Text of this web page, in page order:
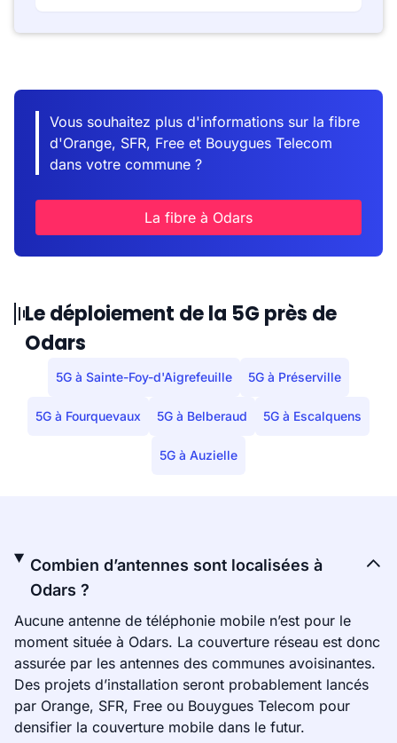
Vous souhaitez plus d'informations sur la fibre
d'Orange, SFR, Free et Bouygues Telecom
dans votre commune ?
La fibre à Odars
Le déploiement de la 5G près de
Odars
5G à Sainte-Foy-d'Aigrefeuille 5G à Préserville
5G à Fourquevaux 5G à Belberaud 5G à Escalquens
5G à Auzielle
Combien d’antennes sont localisées à
Odars ?
Aucune antenne de téléphonie mobile n’est pour le
moment située à Odars. La couverture réseau est donc
assurée par les antennes des communes avoisinantes.
Des projets d’installation seront probablement lancés
par Orange, SFR, Free ou Bouygues Telecom pour
densifier la couverture mobile dans le futur.